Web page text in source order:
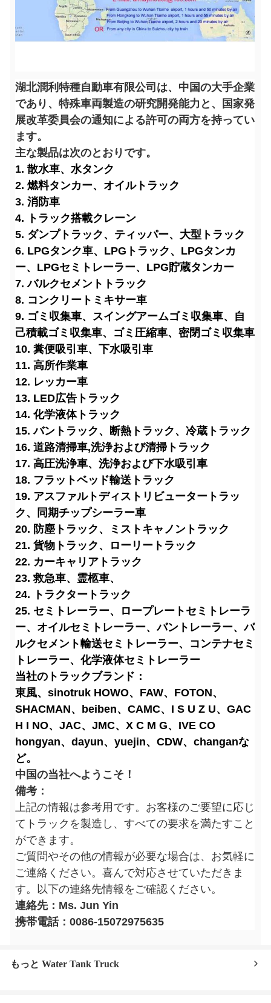
湖北潤利特種自動車有限公司は、中国の大手企業
であり、特殊車両製造の研究開発能力と、国家発
展改革委員会の通知による許可の両方を持ってい
ます。
主な製品は次のとおりです。
1. 散水車、水タンク
2. 燃料タンカー、オイルトラック
3. 消防車
4. トラック搭載クレーン
5. ダンプトラック、ティッパー、大型トラック
6. LPGタンク車、LPGトラック、LPGタンカ
ー、LPGセミトレーラー、LPG貯蔵タンカー
7. バルクセメントトラック
8. コンクリートミキサー車
9. ゴミ収集車、スイングアームゴミ収集車、自
己積載ゴミ収集車、ゴミ圧縮車、密閉ゴミ収集車
10. 糞便吸引車、下水吸引車
11. 高所作業車
12. レッカー車
13. LED広告トラック
14. 化学液体トラック
15. バントラック、断熱トラック、冷蔵トラック
16. 道路清掃車,洗浄および清掃トラック
17. 高圧洗浄車、洗浄および下水吸引車
18. フラットベッド輸送トラック
19. アスファルトディストリビュータートラッ
ク、同期チップシーラー車
20. 防塵トラック、ミストキャノントラック
21. 貨物トラック、ローリートラック
22. カーキャリアトラック
23. 救急車、霊柩車、
24. トラクタートラック
25. セミトレーラー、ロープレートセミトレーラ
ー、オイルセミトレーラー、バントレーラー、バ
ルクセメント輸送セミトレーラー、コンテナセミ
トレーラー、化学液体セミトレーラー
当社のトラックブランド：
東風、sinotruk HOWO、FAW、FOTON、
SHACMAN、beiben、CAMC、I S U Z U、GAC
H I NO、JAC、JMC、X C M G、IVE CO
hongyan、dayun、yuejin、CDW、changanな
ど。
中国の当社へようこそ！
備考：
上記の情報は参考用です。お客様のご要望に応じ
てトラックを製造し、すべての要求を満たすこと
ができます。
ご質問やその他の情報が必要な場合は、お気軽に
ご連絡ください。喜んで対応させていただきま
す。以下の連絡先情報をご確認ください。
連絡先：Ms. Jun Yin
携帯電話：0086-15072975635
もっと Water Tank Truck